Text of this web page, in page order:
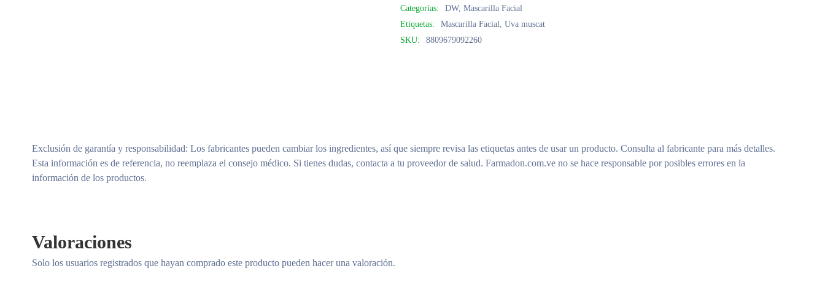
Categorías: DW,Mascarilla Facial
Etiquetas:
Mascarilla Facial,Uva muscat
SKU:
8809679092260
Exclusión de garantía y responsabilidad: Los fabricantes pueden cambiar los ingredientes, así que siempre revisa las etiquetas antes de usar un producto. Consulta al fabricante para más detalles.
Esta información es de referencia, no reemplaza el consejo médico. Si tienes dudas, contacta a tu proveedor de salud. Farmadon.com.ve no se hace responsable por posibles errores en la
información de los productos.
Valoraciones
Solo los usuarios registrados que hayan comprado este producto pueden hacer una valoración.